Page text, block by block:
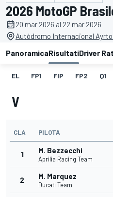
2026 MotoGP
20 mar 2026 al 22 mar 2026
Autódromo Internacional
PanoramicaRisultatiDriver
EL FP1 FIP FP2 Q1
V
CLA PILOTA
1 M. Bezzecchi
Aprilia Racing Team
2 M. Marquez
Ducati Team